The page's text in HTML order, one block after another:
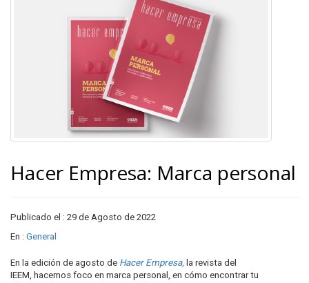
Hacer Empresa: Marca personal
Publicado el : 29 de Agosto de 2022
En : General
En la edición de agosto de Hacer Empresa, la revista del
IEEM, hacemos foco en marca personal, en cómo encontrar tu